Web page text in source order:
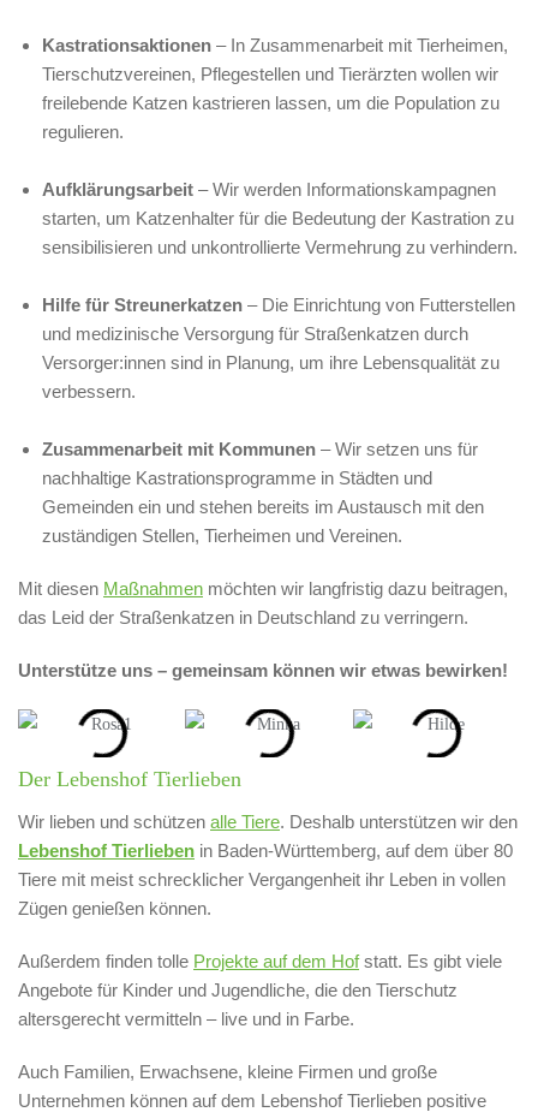
Kastrationsaktionen – In Zusammenarbeit mit Tierheimen,
Tierschutzvereinen, Pflegestellen und Tierärzten wollen wir
freilebende Katzen kastrieren lassen, um die Population zu
regulieren.
Aufklärungsarbeit – Wir werden Informationskampagnen
starten, um Katzenhalter für die Bedeutung der Kastration zu
sensibilisieren und unkontrollierte Vermehrung zu verhindern.
Hilfe für Streunerkatzen – Die Einrichtung von Futterstellen
und medizinische Versorgung für Straßenkatzen durch
Versorger:innen sind in Planung, um ihre Lebensqualität zu
verbessern.
Zusammenarbeit mit Kommunen – Wir setzen uns für
nachhaltige Kastrationsprogramme in Städten und
Gemeinden ein und stehen bereits im Austausch mit den
zuständigen Stellen, Tierheimen und Vereinen.
Mit diesen Maßnahmen möchten wir langfristig dazu beitragen,
das Leid der Straßenkatzen in Deutschland zu verringern.
Unterstütze uns – gemeinsam können wir etwas bewirken!
Der Lebenshof Tierlieben
Wir lieben und schützen alle Tiere. Deshalb unterstützen wir den
Lebenshof Tierlieben in Baden-Württemberg, auf dem über 80
Tiere mit meist schrecklicher Vergangenheit ihr Leben in vollen
Zügen genießen können.
Außerdem finden tolle Projekte auf dem Hofstatt. Es gibt viele
Angebote für Kinder und Jugendliche, die den Tierschutz
altersgerecht vermitteln – live und in Farbe.
Auch Familien, Erwachsene, kleine Firmen und große
Unternehmen können auf dem Lebenshof Tierlieben positive